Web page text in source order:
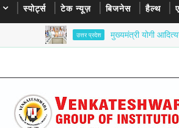
स्पोर्ट्स टेक न्यूज़ बिजनेस हैल्थ
उत्तर प्रदेश मुख्यमंत्री योगी आदित्यनाथ से राज्य